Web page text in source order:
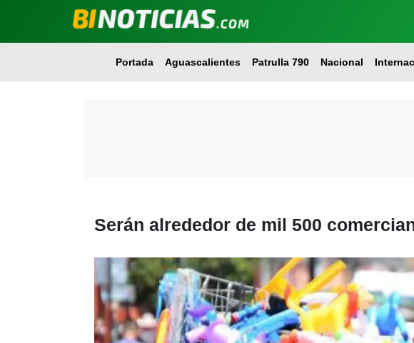
Portada Aguascalientes Patrulla 790 Nacional
Serán alrededor de mil 500